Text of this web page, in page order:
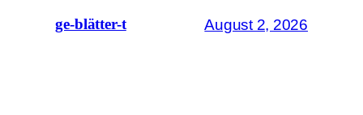
ge-blätter-t August 2, 2026